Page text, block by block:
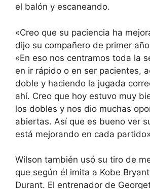
el balón y escaneando.
«Creo que su paciencia ha
dijo su compañero de primer
«En eso nos centramos toda la
en ir rápido o en ser pacientes,
doble y haciendo la jugada
ahí. Creo que hoy estuvo muy
los dobles y nos dio muchas
abiertas. Así que es bueno ver
está mejorando en cada
Wilson también usó su tiro de
que según él imita a Kobe
Durant. El entrenador de